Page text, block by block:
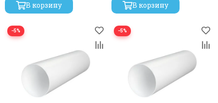
В корзину
В корзину
−5% −5%